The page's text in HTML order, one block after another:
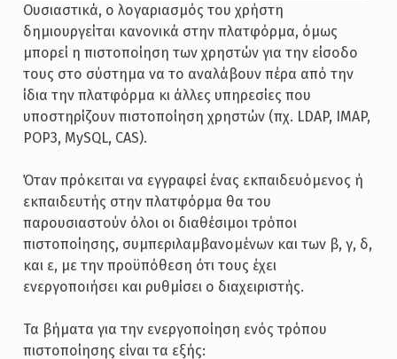
Ουσιαστικά, ο λογαριασμός του χρήστη
δημιουργείται κανονικά στην πλατφόρμα, όμως
μπορεί η πιστοποίηση των χρηστών για την είσοδο
τους στο σύστημα να το αναλάβουν πέρα από την
ίδια την πλατφόρμα κι άλλες υπηρεσίες που
υποστηρίζουν πιστοποίηση χρηστών (πχ. LDAP, IMAP,
POP3, MySQL, CAS).
Όταν πρόκειται να εγγραφεί ένας εκπαιδευόμενος ή
εκπαιδευτής στην πλατφόρμα θα του
παρουσιαστούν όλοι οι διαθέσιμοι τρόποι
πιστοποίησης, συμπεριλαμβανομένων και των β, γ, δ,
και ε, με την προϋπόθεση ότι τους έχει
ενεργοποιήσει και ρυθμίσει ο διαχειριστής.
Τα βήματα για την ενεργοποίηση ενός τρόπου
πιστοποίησης είναι τα εξής: